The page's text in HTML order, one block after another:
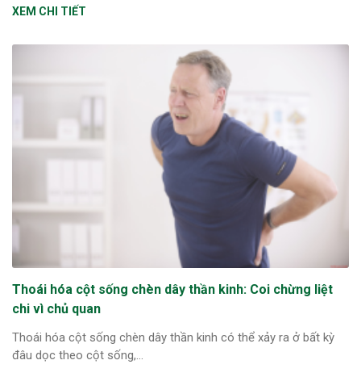
XEM CHI TIẾT
Thoái hóa cột sống chèn dây thần kinh: Coi chừng liệt
chi vì chủ quan
Thoái hóa cột sống chèn dây thần kinh có thể xảy ra ở bất kỳ
đâu dọc theo cột sống,...